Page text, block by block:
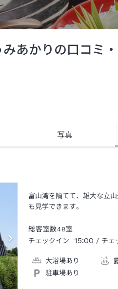
あかりの口コミ
写真
富山湾を隔てて、雄大な立
も見学できます。
総客室数48室
チェックイン
15:00 / チェ
大浴場あり
駐車場あり